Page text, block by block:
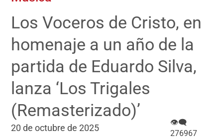
Los Voceros de Cristo, en
homenaje a un año de la
partida de Eduardo Silva,
lanza ‘Los Trigales
(Remasterizado)’
20 de octubre de 2025
👁‍🗨
276967